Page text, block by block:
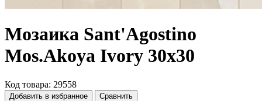
Мозаика Sant'Agostino
Mos.Akoya Ivory 30x30
Код товара: 29558
Добавить в избранное Сравнить